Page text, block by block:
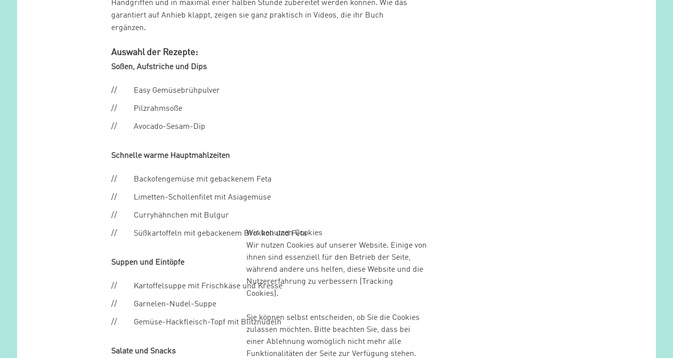
Handgriffen und in maximal einer halben Stunde zubereitet werden können. Wie das
garantiert auf Anhieb klappt, zeigen sie ganz praktisch in Videos, die ihr Buch
ergänzen.
Auswahl der Rezepte:
Soßen, Aufstriche und Dips
Easy Gemüsebrühpulver
Pilzrahmsoße
Avocado-Sesam-Dip
Schnelle warme Hauptmahlzeiten
Backofengemüse mit gebackenem Feta
Limetten-Schollenfilet mit Asiagemüse
Curryhähnchen mit Bulgur
Süßkartoffeln mit gebackenem Brokkoli und Feta
Suppen und Eintöpfe
Kartoffelsuppe mit Frischkäse und Kresse
Garnelen-Nudel-Suppe
Gemüse-Hackfleisch-Topf mit Blitznudeln
Salate und Snacks
Wir benutzen Cookies
Wir nutzen Cookies auf unserer Website. Einige von
ihnen sind essenziell für den Betrieb der Seite,
während andere uns helfen, diese Website und die
Nutzererfahrung zu verbessern (Tracking
Cookies).
Sie können selbst entscheiden, ob Sie die Cookies
zulassen möchten. Bitte beachten Sie, dass bei
einer Ablehnung womöglich nicht mehr alle
Funktionalitäten der Seite zur Verfügung stehen.